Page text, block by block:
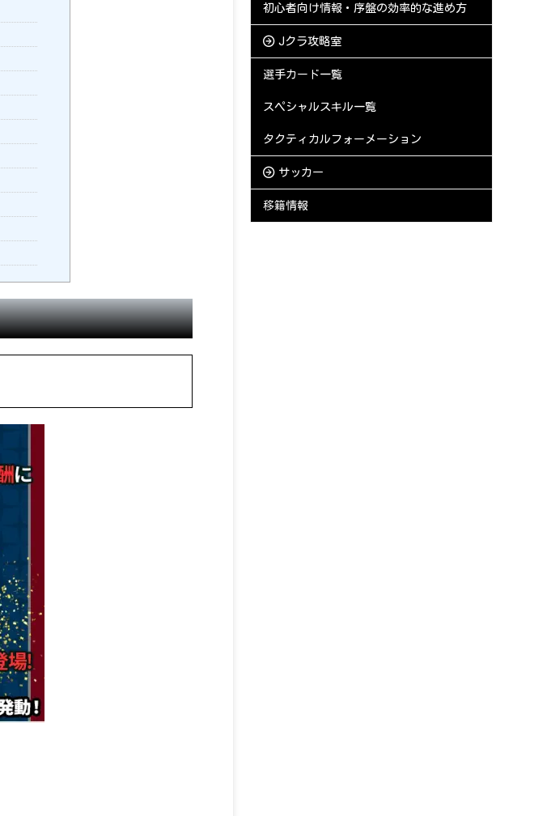
初心者向け情報・序盤の効率的な進め方
Jクラ攻略室
選手カード一覧
スペシャルスキル一覧
タクティカルフォーメーション
サッカー
移籍情報